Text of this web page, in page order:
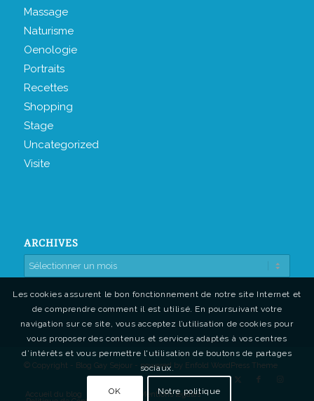
Massage
Naturisme
Oenologie
Portraits
Recettes
Shopping
Stage
Uncategorized
Visite
ARCHIVES
© Copyright - Blog Gay Sejour - powered by Enfold WordPress Theme
Accueil du blog Contact Mentions légales
Les cookies assurent le bon fonctionnement de notre site Internet et
de comprendre comment il est utilisé. En poursuivant votre
navigation sur ce site, vous acceptez l’utilisation de cookies pour
vous proposer des contenus et services adaptés à vos centres
d’intérêts et vous permettre l'utilisation de boutons de partages
sociaux.
OK Notre politique